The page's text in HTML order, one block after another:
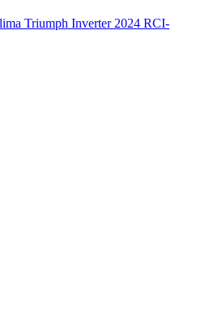
Triumph Inverter 2024 RCI-